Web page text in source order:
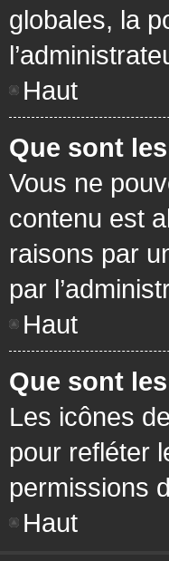
globales, la
Haut
Que sont
Vous ne
contenu est
raisons par
par
Haut
Que sont
Les icônes
pour refléter
permissions
Haut